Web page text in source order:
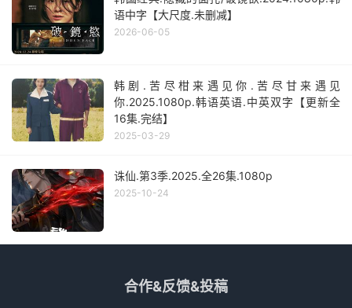
语中字【大尺度.未删减】
2026-06-05
韩剧.苦尽柑来遇见你.苦尽甘来遇见
你.2025.1080p.韩语英语.中英双字【更新全
16集.完结】
2025-03-29
诛仙.第3季.2025.全26集.1080p
2025-10-24
合作&反馈&投稿